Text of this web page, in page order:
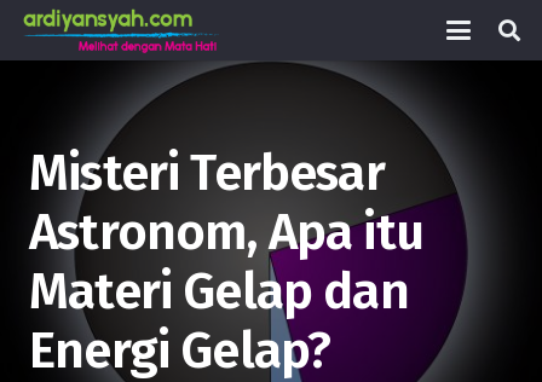
Misteri Terbesar
Astronom, Apa itu
Materi Gelap dan
Energi Gelap?